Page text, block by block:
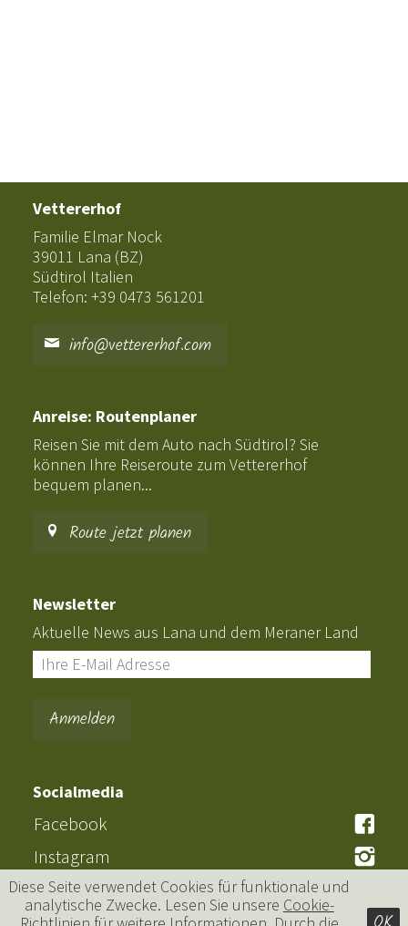
Vettererhof
Familie Elmar Nock
39011 Lana (BZ)
Südtirol Italien
Telefon: +39 0473 561201
info@vettererhof.com
Anreise: Routenplaner
Reisen Sie mit dem Auto nach Südtirol? Sie
können Ihre Reiseroute zum Vettererhof
bequem planen...
Route jetzt planen
Newsletter
Aktuelle News aus Lana und dem Meraner Land
Socialmedia
Facebook
Instagram
Diese Seite verwendet Cookies für funktionale und
analytische Zwecke. Lesen Sie unsere Cookie-